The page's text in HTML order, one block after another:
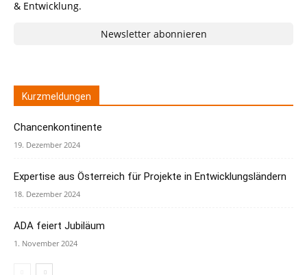
& Entwicklung.
Newsletter abonnieren
Kurzmeldungen
Chancenkontinente
19. Dezember 2024
Expertise aus Österreich für Projekte in Entwicklungsländern
18. Dezember 2024
ADA feiert Jubiläum
1. November 2024